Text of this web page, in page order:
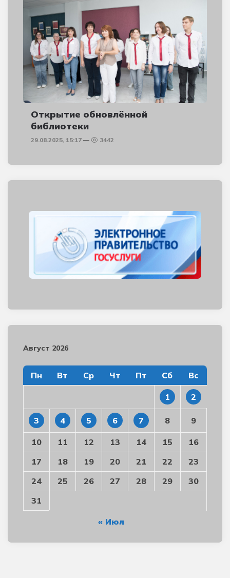
Открытие обновлённой
библиотеки
29.08.2025, 15:17 3442
Август 2026
Пн Вт Ср Чт Пт Сб Вс
1 2
3 4 5 6 7 8 9
10 11 12 13 14 15
16
17
18 19 20 21 22
23
24
25 26 27 28 29
30
31
« Июл